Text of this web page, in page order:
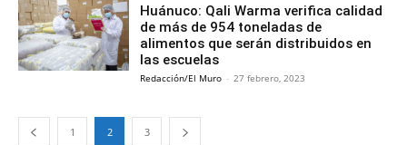
Huánuco: Qali Warma verifica calidad
de más de 954 toneladas de
alimentos que serán distribuidos en
las escuelas
Redacción/El Muro - 27 febrero, 2023
1 2 3